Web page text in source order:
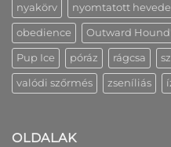
nyakörv nyomtatott
obedience Outward
Pup Ice póráz rágcsa
valódi szőrmés zseníliás
OLDALAK